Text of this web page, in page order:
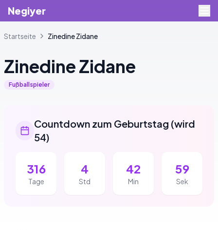
Negiyer
Startseite ZinedineZidane
ZinedineZidane
Fußballspieler
Countdown zum Geburtstag (wird
54)
316
Tage
4
Std
42
Min
58
Sek